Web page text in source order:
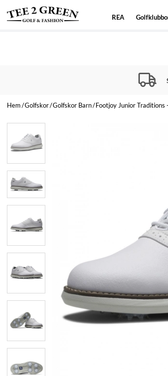
REA
Hem Golfskor Golfskor Barn Footjoy Junior Traditions